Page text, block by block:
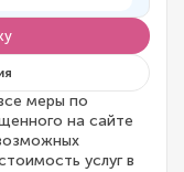
меры по
на сайте
услуг в